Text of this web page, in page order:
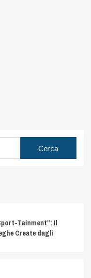
Tainment”: Il
Create dagli